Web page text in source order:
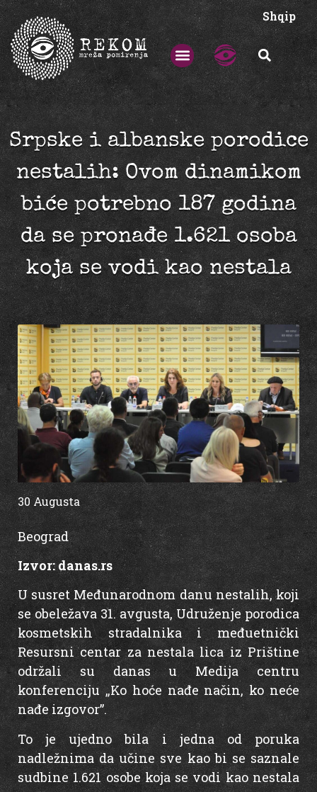
Shqip
Srpske i albanske porodice
nestalih: Ovom dinamikom
biće potrebno 187 godina
da se pronađe 1.621 osoba
koja se vodi kao nestala
Izvor:danas.rs
U susret Međunarodnom danu nestalih, koji
se obeležava 31. avgusta, Udruženje porodica
kosmetskih stradalnika i međuetnički
Resursni centar za nestala lica iz Prištine
održali su danas u Medija centru
konferenciju „Ko hoće nađe način, ko neće
nađe izgovor”.
To je ujedno bila i jedna od poruka
nadležnima da učine sve kao bi se saznale
sudbine 1.621 osobe koja se vodi kao nestala
30 Augusta
14:30
Beograd